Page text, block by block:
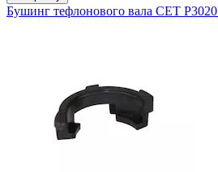
Бушинг тефлонового вала CET